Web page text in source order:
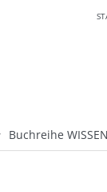
Buchreihe